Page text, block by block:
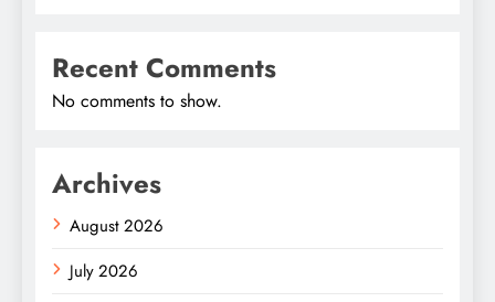
Recent Comments
No comments to show.
Archives
August 2026
July 2026